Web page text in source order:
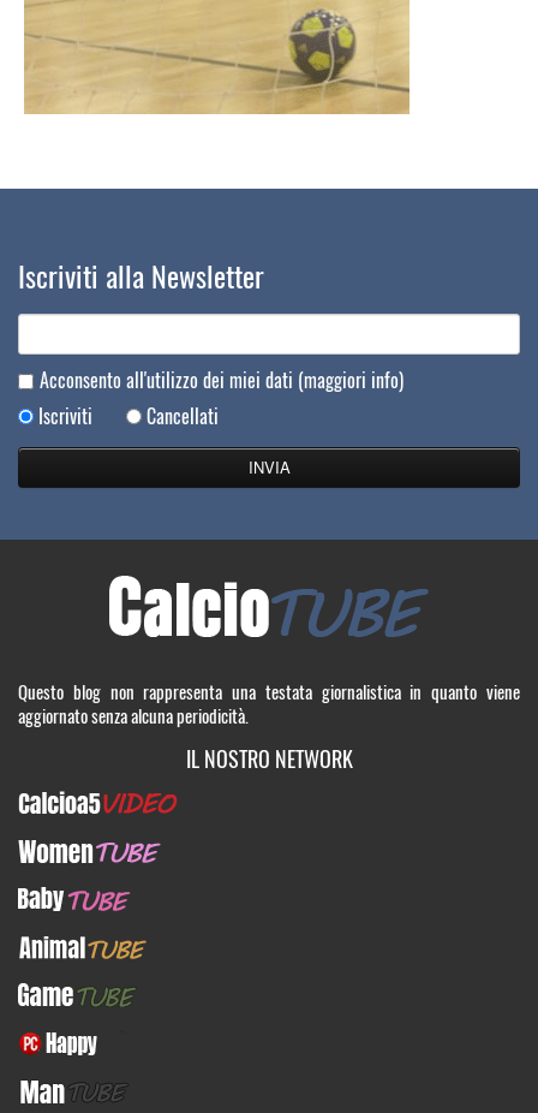
Iscriviti alla Newsletter
Acconsento all'utilizzo dei miei dati (maggiori info)
Iscriviti
Cancellati
Questo blog non rappresenta una testata giornalistica in quanto viene
aggiornato senza alcuna periodicità.
IL NOSTRO NETWORK